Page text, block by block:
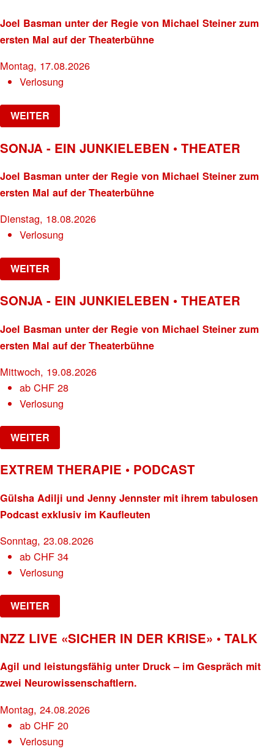
Joel Basman unter der Regie von Michael Steiner zum
ersten Mal auf der Theaterbühne
Montag, 17.08.2026
Verlosung
WEITER
SONJA - EIN JUNKIELEBEN • THEATER
Joel Basman unter der Regie von Michael Steiner zum
ersten Mal auf der Theaterbühne
Dienstag, 18.08.2026
Verlosung
WEITER
SONJA - EIN JUNKIELEBEN • THEATER
Joel Basman unter der Regie von Michael Steiner zum
ersten Mal auf der Theaterbühne
Mittwoch, 19.08.2026
abCHF 28
Verlosung
WEITER
EXTREM THERAPIE • PODCAST
Gülsha Adilji und Jenny Jennster mit ihrem tabulosen
Podcast exklusiv im Kaufleuten
Sonntag, 23.08.2026
abCHF 34
Verlosung
WEITER
NZZ LIVE «SICHER IN DER KRISE» • TALK
Agil und leistungsfähig unter Druck – im Gespräch mit
zwei Neurowissenschaftlern.
Montag, 24.08.2026
abCHF 20
Verlosung